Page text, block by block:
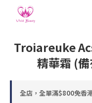
Troiareuke
精華霜 (
全店，全單滿$800免香